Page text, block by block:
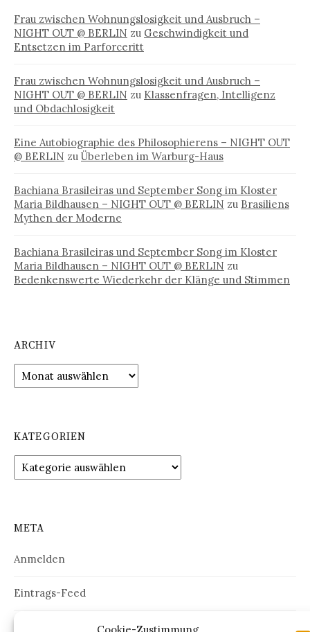
Frau zwischen Wohnungslosigkeit und Ausbruch –
NIGHT OUT @ BERLIN zu Geschwindigkeit und
Entsetzen im Parforceritt
Frau zwischen Wohnungslosigkeit und Ausbruch –
NIGHT OUT @ BERLIN zu Klassenfragen, Intelligenz
und Obdachlosigkeit
Eine Autobiographie des Philosophierens – NIGHT OUT
@ BERLIN zu Überleben im Warburg-Haus
Bachiana Brasileiras und September Song im Kloster
Maria Bildhausen – NIGHT OUT @ BERLIN zu Brasiliens
Mythen der Moderne
Bachiana Brasileiras und September Song im Kloster
Maria Bildhausen – NIGHT OUT @ BERLIN zu
Bedenkenswerte Wiederkehr der Klänge und Stimmen
ARCHIV
Archiv
KATEGORIEN
Kategorien
META
Anmelden
Eintrags-Feed
Kommentar-Feed